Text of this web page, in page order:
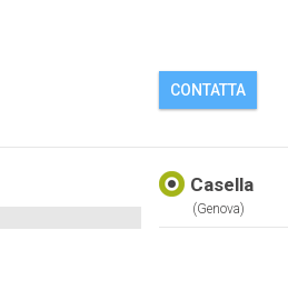
CONTATTA
Casella
(genova)